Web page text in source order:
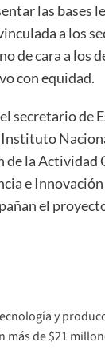
las
a los
de cara a los
con equidad.
secretario de
la Actividad
e
el
y
más de $21